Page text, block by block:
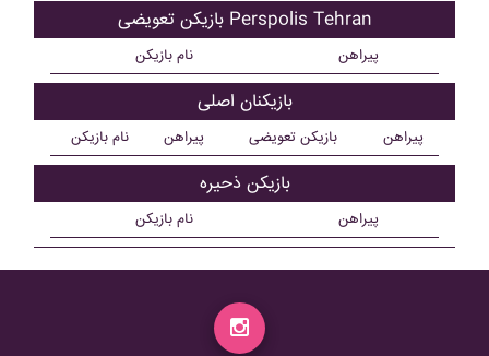
بازیکن تعویضی Perspolis Tehran
نام بازیکن پیراهن
بازیکنان اصلی
نام بازیکن پیراهن بازیکن تعویضی پیراهن
بازیکن ذحیره
نام بازیکن پیراهن